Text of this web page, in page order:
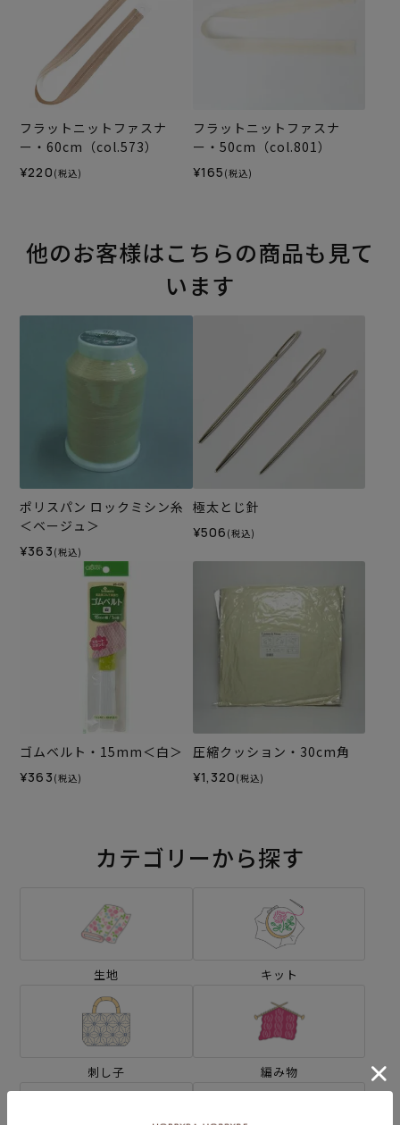
フラットニットファスナ
ー・60cm（col.573）
¥220 (税込)
フラットニットファスナ
ー・50cm（col.801）
¥165 (税込)
他のお客様はこちらの商品も見て
います
ポリスパン ロックミシン糸
＜ベージュ＞
¥363 (税込)
極太とじ針
¥506 (税込)
ゴムベルト・15mm＜白＞
¥363 (税込)
圧縮クッション・30cm角
¥1,320 (税込)
カテゴリーから探す
生地 キット
刺し子 編み物